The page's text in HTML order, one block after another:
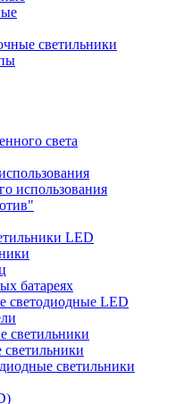
светильники
света
использования
LED
батареях
светодиодные LED
светильники
светильники